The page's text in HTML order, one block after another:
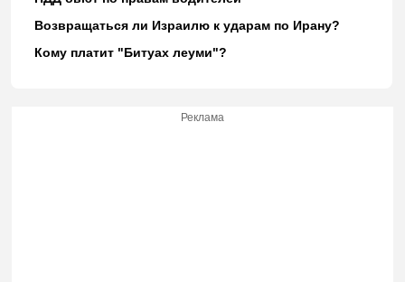
Возвращаться ли Израилю к ударам по Ирану?
Кому платит "Битуах леуми"?
Реклама